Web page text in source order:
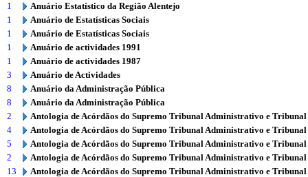
1
Anuário Estatístico da Região Alentejo
1
Anuário de Estatísticas Sociais
1
Anuário de Estatísticas Sociais
1
Anuário de actividades 1991
1
Anuário de actividades 1987
3
Anuário de Actividades
8
Anuário da Administração Pública
8
Anuário da Administração Pública
2
Antologia de Acórdãos do Supremo Tribunal Administrativo e
4
Antologia de Acórdãos do Supremo Tribunal Administrativo e
5
Antologia de Acórdãos do Supremo Tribunal Administrativo e
2
Antologia de Acórdãos do Supremo Tribunal Administrativo e
13
Antologia de Acórdãos do Supremo Tribunal Administrativo e